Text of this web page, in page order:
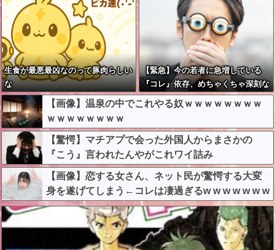
生食が最悪最凶なのって豚肉らしい
な
【緊急】今の若者に急増している
『コレ』依存、めちゃくちゃ深刻な
模様w w w w w w w w w w
【画像】温泉の中でこれやる奴ｗｗｗｗｗｗｗｗ
ｗｗｗｗｗｗｗｗ
【驚愕】マチアプで会った外国人からまさかの
『こう』言われたんやがこれワイ詰み
か？？？？？？？
【画像】恋する女さん、ネット民が驚愕する大変
身を遂げてしまう←コレは凄過ぎるw w w w w w w
w